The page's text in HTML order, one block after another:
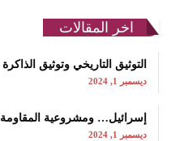
اخر المقالات
التوثيق التاريخي وتوثيق الذاكرة
ديسمبر 1, 2024
إسرائيل… ومشروعية المقاومة
ديسمبر 1, 2024